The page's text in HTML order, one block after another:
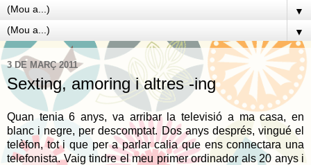
▼
▼
3 DE MARÇ 2011
Sexting, amoring i altres -ing
Quan tenia 6 anys, va arribar la televisió a ma casa, en
blanc i negre, per descomptat. Dos anys després, vingué el
telèfon, tot i que per a parlar calia que ens connectara una
telefonista. Vaig tindre el meu primer ordinador als 20 anys i